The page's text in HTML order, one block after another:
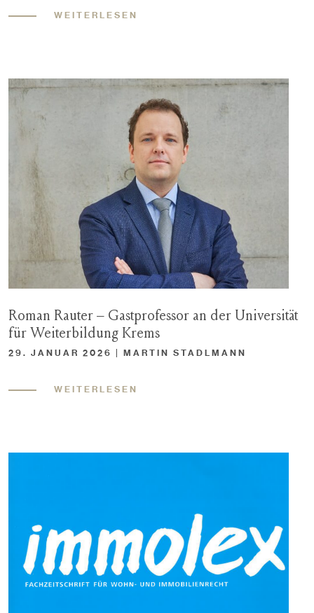
WEITERLESEN
Roman Rauter – Gastprofessor an der Universität
für Weiterbildung Krems
29. JANUAR 2026 | MARTIN STADLMANN
WEITERLESEN